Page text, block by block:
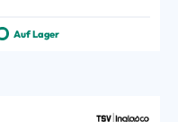
Auf Lager